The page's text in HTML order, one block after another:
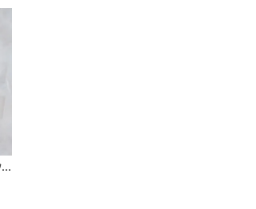
ネイルチップ【フラワーシフォンネイル】MK-CONA-03